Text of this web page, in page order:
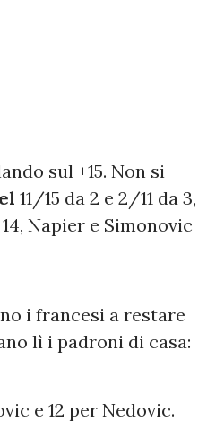
sul +15. Non si
11/15 da 2 e 2/11 da 3,
Napier e Simonovic
i francesi a restare
lì i padroni di casa:
e 12 per Nedovic.